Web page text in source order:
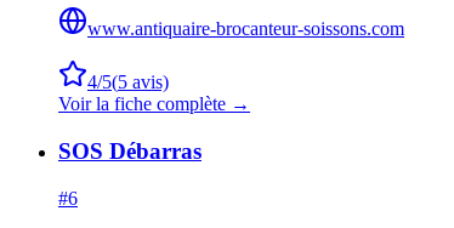
www.antiquaire-brocanteur-soissons.com
4/5(5 avis)
Voir la fiche complète →
SOS Débarras
#6